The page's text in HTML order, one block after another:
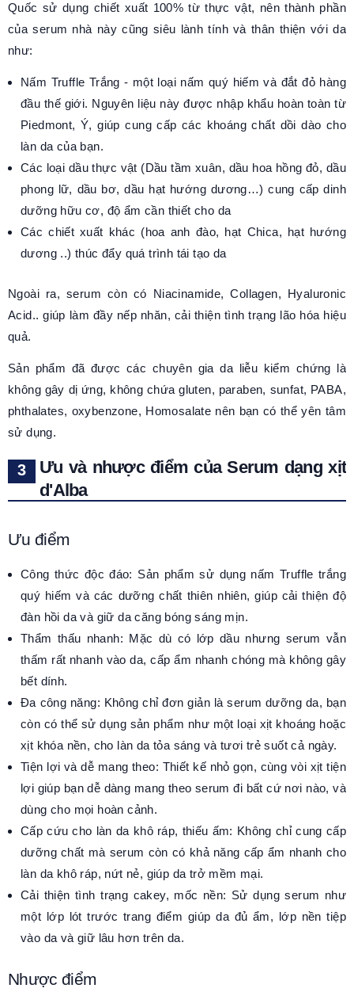
Quốc sử dụng chiết xuất 100% từ thực vật, nên thành phần
của serum nhà này cũng siêu lành tính và thân thiện với da
như:
Nấm Truffle Trắng - một loại nấm quý hiếm và đắt đỏ hàng
đầu thế giới. Nguyên liệu này được nhập khẩu hoàn toàn từ
Piedmont, Ý, giúp cung cấp các khoáng chất dồi dào cho
làn da của bạn.
Các loại dầu thực vật (Dầu tầm xuân, dầu hoa hồng đỏ, dầu
phong lữ, dầu bơ, dầu hạt hướng dương…) cung cấp dinh
dưỡng hữu cơ, độ ẩm cần thiết cho da
Các chiết xuất khác (hoa anh đào, hạt Chica, hạt hướng
dương ..) thúc đẩy quá trình tái tạo da
Ngoài ra, serum còn có Niacinamide, Collagen, Hyaluronic
Acid.. giúp làm đầy nếp nhăn, cải thiện tình trạng lão hóa hiệu
quả.
Sản phẩm đã được các chuyên gia da liễu kiểm chứng là
không gây dị ứng, không chứa gluten, paraben, sunfat, PABA,
phthalates, oxybenzone, Homosalate nên bạn có thể yên tâm
sử dụng.
Ưu và nhược điểm của Serum dạng xịt
d'Alba
Ưu điểm
Công thức độc đáo: Sản phẩm sử dụng nấm Truffle trắng
quý hiếm và các dưỡng chất thiên nhiên, giúp cải thiện độ
đàn hồi da và giữ da căng bóng sáng mịn.
Thẩm thấu nhanh: Mặc dù có lớp dầu nhưng serum vẫn
thấm rất nhanh vào da, cấp ẩm nhanh chóng mà không gây
bết dính.
Đa công năng: Không chỉ đơn giản là serum dưỡng da, bạn
còn có thể sử dụng sản phẩm như một loại xịt khoáng hoặc
xịt khóa nền, cho làn da tỏa sáng và tươi trẻ suốt cả ngày.
Tiện lợi và dễ mang theo: Thiết kế nhỏ gọn, cùng vòi xịt tiện
lợi giúp bạn dễ dàng mang theo serum đi bất cứ nơi nào, và
dùng cho mọi hoàn cảnh.
Cấp cứu cho làn da khô ráp, thiếu ấm: Không chỉ cung cấp
dưỡng chất mà serum còn có khả năng cấp ẩm nhanh cho
làn da khô ráp, nứt nẻ, giúp da trở mềm mại.
Cải thiện tình trạng cakey, mốc nền: Sử dụng serum như
một lớp lót trước trang điểm giúp da đủ ẩm, lớp nền tiệp
vào da và giữ lâu hơn trên da.
Nhược điểm